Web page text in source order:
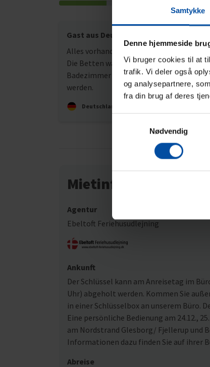
Samtykke
Denne hjemmeside
Vi bruger cookies til at
trafik. Vi deler også
og analysepartnere,
fra din brug af deres
Nødvendig
Gast aus Deutschland
Alles vorhanden was man so braucht im
Die Betten waren für uns unbequem. Und das
Badezimmer könnte mal wieder
werden.
Deutschland
Mietinformationen
Agentur
Ebeltoft Feriehusudlejning
Ankunft
Der Schlüssel kann am Anreisetag im
Uhr) abgeholt werden. Kommen Sie
in einer Schlüsselbox an unserem Büro.
Eine persönliche Bedienung am 24.12.,
am Nordstrand Glesborg/ Fjellerup und
Informationen dazu finden Sie auf ihrer
Abreise